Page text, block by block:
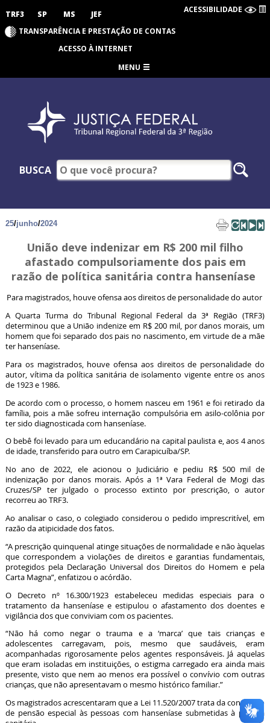
TRF3 SP MS JEF ACESSIBILIDADE
TRANSPARÊNCIA E PRESTAÇÃO DE CONTAS
ACESSO À INTERNET
MENU
BUSCA
25/junho/2024
União deve indenizar em R$ 200 mil filho
afastado compulsoriamente dos pais em
razão de política sanitária contra hanseníase
Para magistrados, houve ofensa aos direitos de personalidade do autor
A Quarta Turma do Tribunal Regional Federal da 3ª Região (TRF3)
determinou que a União indenize em R$ 200 mil, por danos morais, um
homem que foi separado dos pais no nascimento, em virtude de a mãe
ter hanseníase.
Para os magistrados, houve ofensa aos direitos de personalidade do
autor, vítima da política sanitária de isolamento vigente entre os anos
de 1923 e 1986.
De acordo com o processo, o homem nasceu em 1961 e foi retirado da
família, pois a mãe sofreu internação compulsória em asilo-colônia por
ter sido diagnosticada com hanseníase.
O bebê foi levado para um educandário na capital paulista e, aos 4 anos
de idade, transferido para outro em Carapicuíba/SP.
No ano de 2022, ele acionou o Judiciário e pediu R$ 500 mil de
indenização por danos morais. Após a 1ª Vara Federal de Mogi das
Cruzes/SP ter julgado o processo extinto por prescrição, o autor
recorreu ao TRF3.
Ao analisar o caso, o colegiado considerou o pedido imprescritível, em
razão da atipicidade dos fatos.
“A prescrição quinquenal atinge situações de normalidade e não àquelas
que correspondem a violações de direitos e garantias fundamentais,
protegidos pela Declaração Universal dos Direitos do Homem e pela
Carta Magna”, enfatizou o acórdão.
O Decreto nº 16.300/1923 estabeleceu medidas especiais para o
tratamento da hanseníase e estipulou o afastamento dos doentes e
vigilância dos que conviviam com os pacientes.
“Não há como negar o trauma e a ‘marca’ que tais crianças e
adolescentes carregavam, pois, mesmo que saudáveis, eram
acompanhadas rigorosamente pelos agentes responsáveis. Já aquelas
que eram isoladas em instituições, o estigma carregado era ainda mais
presente, visto que nem ao menos era possível o convívio com outras
crianças, que não apresentavam o mesmo histórico familiar.”
Os magistrados acrescentaram que a Lei 11.520/2007 trata da concessão
de pensão especial às pessoas com hanseníase submetidas à política